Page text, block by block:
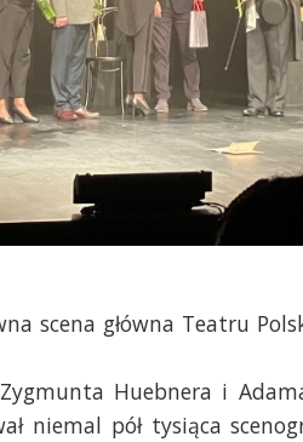
scena główna Teatru
Huebnera i
niemal pół tysiąca